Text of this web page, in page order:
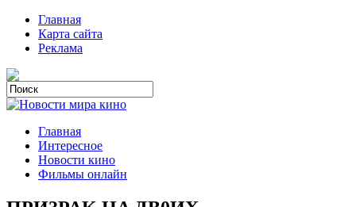
Главная
Карта сайта
Реклама
Главная
Интересное
Новости кино
Фильмы онлайн